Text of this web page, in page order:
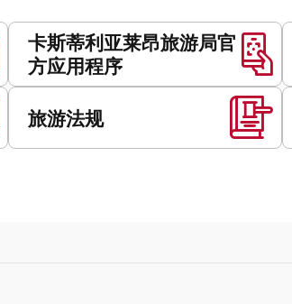
卡斯蒂利亚莱昂旅游局官
方应用程序
旅游法规